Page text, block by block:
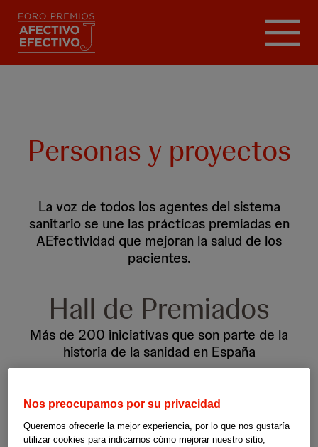
Pasar
Personas y proyectos
La voz de todos los agentes del sistema
sanitario se une las prácticas premiadas en
AEfectividad que mejoran la salud de los
pacientes.
Hall de Premiados
Más de 200 iniciativas que son parte de la
historia de la sanidad en España
Nos preocupamos por su privacidad
Queremos ofrecerle la mejor experiencia, por lo que nos gustaría
utilizar cookies para indicarnos cómo mejorar nuestro sitio,